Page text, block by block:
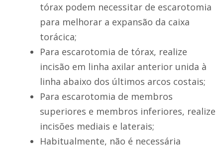
tórax podem necessitar de escarotomia
para melhorar a expansão da caixa
torácica;
Para escarotomia de tórax, realize
incisão em linha axilar anterior unida à
linha abaixo dos últimos arcos costais;
Para escarotomia de membros
superiores e membros inferiores, realize
incisões mediais e laterais;
Habitualmente, não é necessária